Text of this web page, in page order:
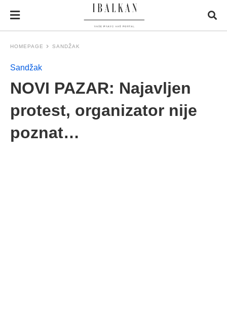
HOMEPAGE SANDŽAK
Sandžak
NOVI PAZAR: Najavljen
protest, organizator nije
poznat…